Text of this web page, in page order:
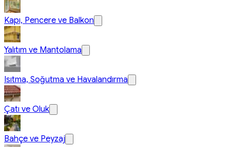
Kapı, Pencere ve Balkon
Yalıtım ve Mantolama
Isıtma, Soğutma ve Havalandırma
Çatı ve Oluk
Bahçe ve Peyzaj